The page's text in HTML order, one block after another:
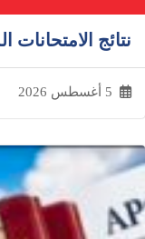
نتائج الامتحانات
5 أغسطس 2026